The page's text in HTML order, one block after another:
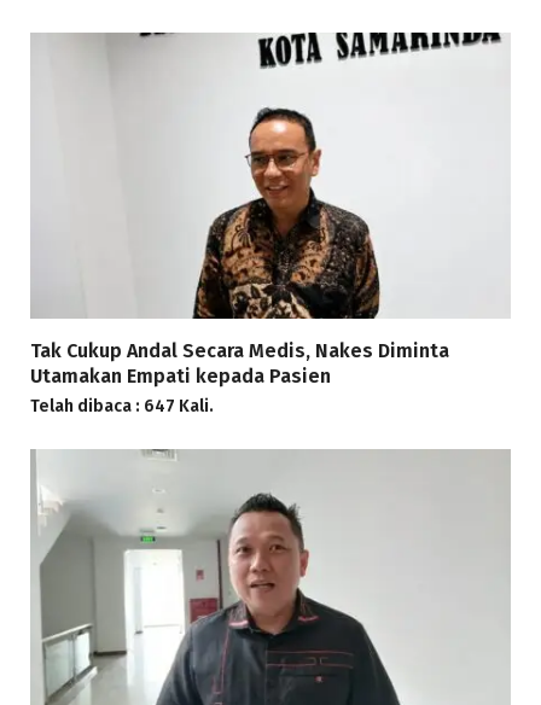
Tak Cukup Andal Secara Medis, Nakes Diminta
Utamakan Empati kepada Pasien
Telah dibaca : 647 Kali.